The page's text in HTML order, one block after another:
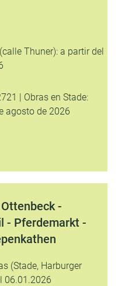
Thuner): a partir del
| Obras en Stade:
agosto de 2026
-
- Pferdemarkt -
(Stade, Harburger
06.01.2026